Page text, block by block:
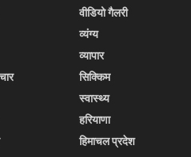
वीडियो गैलरी
व्यंग्य
व्यापार
सिक्किम
स्वास्थ्य
हरियाणा
हिमाचल प्रदेश